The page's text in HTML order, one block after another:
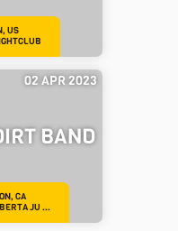
US
02 APR 2023
BAND
CA
JU ...